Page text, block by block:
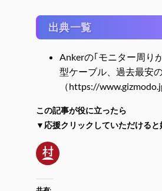
出典一覧
Ankerの｢モニター周り
型ケーブル、過去最安
（https://
この記事が役に立ったら
▼応援クリックしていただけると